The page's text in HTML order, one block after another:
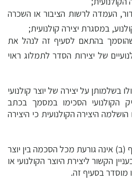
העמדה לרשות הציבור או השכרה
במסגרת יצירה קולנועית;
בהתאם לסעיף זה לנהל את
של יצירות הסדר לתמלוג ראוי
על יצירה של יוצר קולנועי
הקולנועי הסכימו במסמך בכתב
היצירה הקולנועית כי היצירה
אינה גורעת מכל הסכמה בין יוצר
הקשור ליצירת היוצר הקולנועי או
מוסדר בסעיף זה.